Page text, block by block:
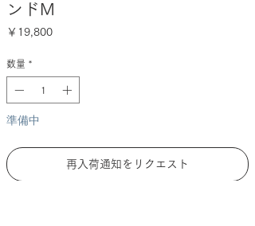
ンドM
￥19,800価
数量 *
準備中
再入荷通知をリクエスト